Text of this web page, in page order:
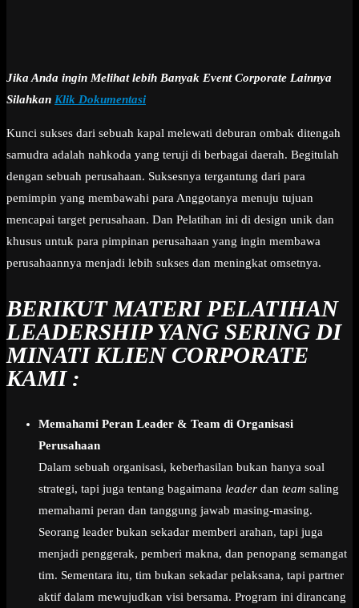
Jika Anda ingin Melihat lebih Banyak Event Corporate Lainnya
Silahkan Klik Dokumentasi
Kunci sukses dari sebuah kapal melewati deburan ombak ditengah
samudra adalah nahkoda yang teruji di berbagai daerah. Begitulah
dengan sebuah perusahaan. Suksesnya tergantung dari para
pemimpin yang membawahi para Anggotanya menuju tujuan
mencapai target perusahaan. Dan Pelatihan ini di design unik dan
khusus untuk para pimpinan perusahaan yang ingin membawa
perusahaannya menjadi lebih sukses dan meningkat omsetnya.
BERIKUT MATERI PELATIHAN
LEADERSHIP YANG SERING DI
MINATI KLIEN CORPORATE
KAMI :
Memahami Peran Leader & Team di Organisasi
Perusahaan
Dalam sebuah organisasi, keberhasilan bukan hanya soal
strategi, tapi juga tentang bagaimana leader dan team saling
memahami peran dan tanggung jawab masing-masing.
Seorang leader bukan sekadar memberi arahan, tapi juga
menjadi penggerak, pemberi makna, dan penopang semangat
tim. Sementara itu, tim bukan sekadar pelaksana, tapi partner
aktif dalam mewujudkan visi bersama. Program ini dirancang